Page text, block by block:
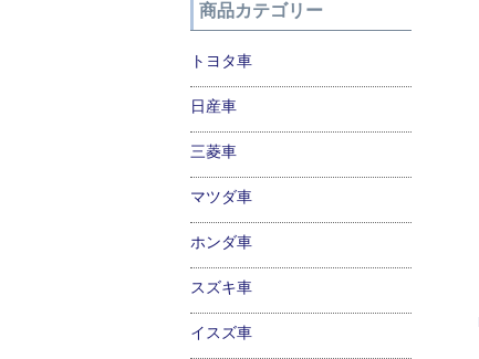
商品カテゴリー
トヨタ車
日産車
三菱車
マツダ車
ホンダ車
スズキ車
イスズ車